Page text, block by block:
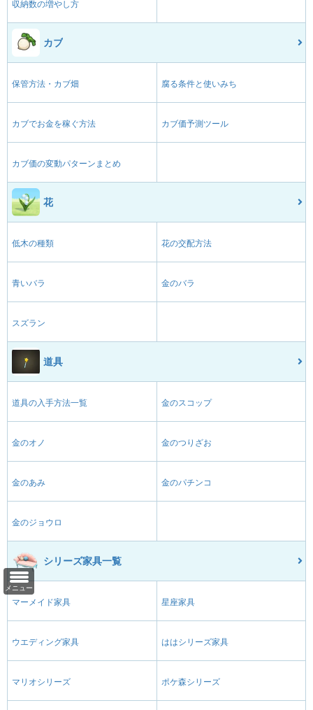
メニュー
収納数の増やし方
カブ
保管方法・カブ畑 腐る条件と使いみち
カブでお金を稼ぐ方法 カブ価予測ツール
カブ価の変動パターンまとめ
花
低木の種類 花の交配方法
青いバラ 金のバラ
スズラン
道具
道具の入手方法一覧 金のスコップ
金のオノ 金のつりざお
金のあみ 金のパチンコ
金のジョウロ
シリーズ家具一覧
マーメイド家具 星座家具
ウエディング家具 ははシリーズ家具
マリオシリーズ ポケ森シリーズ